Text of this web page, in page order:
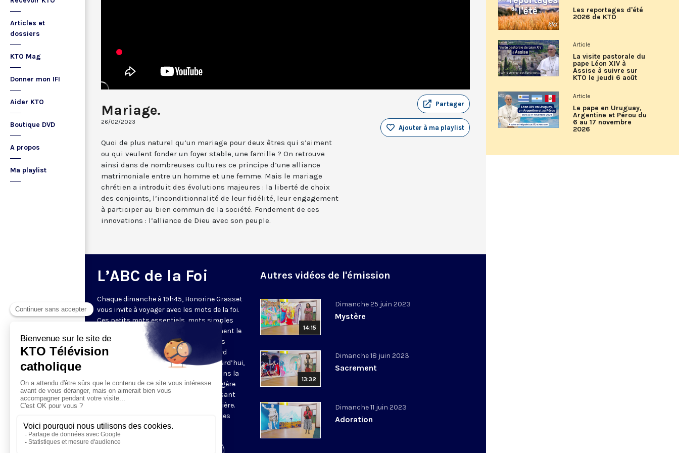
Articles et
dossiers
KTO Mag
Donner mon IFI
Aider KTO
Boutique DVD
A propos
Ma playlist
Mariage.
26/02/2023
Partager
Ajouter à ma playlist
Quoi de plus naturel qu’un mariage pour deux êtres qui s’aiment
ou qui veulent fonder un foyer stable, une famille ? On retrouve
ainsi dans de nombreuses cultures ce principe d’une alliance
matrimoniale entre un homme et une femme. Mais le mariage
chrétien a introduit des évolutions majeures : la liberté de choix
des conjoints, l’inconditionnalité de leur fidélité, leur engagement
à participer au bien commun de la société. Fondement de ces
innovations : l’alliance de Dieu avec son peuple.
L’ABC de la Foi
Chaque dimanche à 19h45, Honorine Grasset
vous invite à voyager avec les mots de la foi.
Ces petits mots essentiels, mots simples
que les croyants entendent distraitement le
dimanche, mais qu’ils ne sauraient pas
forcément définir. Notre guide a d’abord
écouté comment le mot résonne aujourd’hui,
raconte ensuite l’essentiel à savoir, dans la
vie courante et dans l’Église ; puis suggère
comment en vivre vraiment, en proposant
quelques exercices spirituels et une prière.
Vous ne repartirez pas comme vous êtes
venus !
Autres vidéos de l'émission
14:15
Dimanche 25 juin 2023
Mystère
13:32
Dimanche 18 juin 2023
Sacrement
Dimanche 11 juin 2023
Adoration
Les reportages d'été
2026 de KTO
Article
La visite pastorale du
pape Léon XIV à
Assise à suivre sur
KTO le jeudi 6 août
Article
Le pape en Uruguay,
Argentine et Pérou du
6 au 17 novembre
2026